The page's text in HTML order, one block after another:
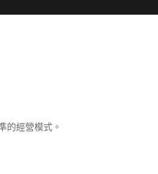
的經營模式。